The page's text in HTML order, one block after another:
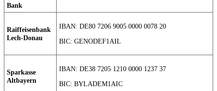
Bank
Raiffeisenbank
Lech-Donau
IBAN: DE80 7206 9005 0000 0078 20
BIC: GENODEF1AIL
Sparkasse
Altbayern
IBAN: DE38 7205 1210 0000 1237 37
BIC: BYLADEM1AIC